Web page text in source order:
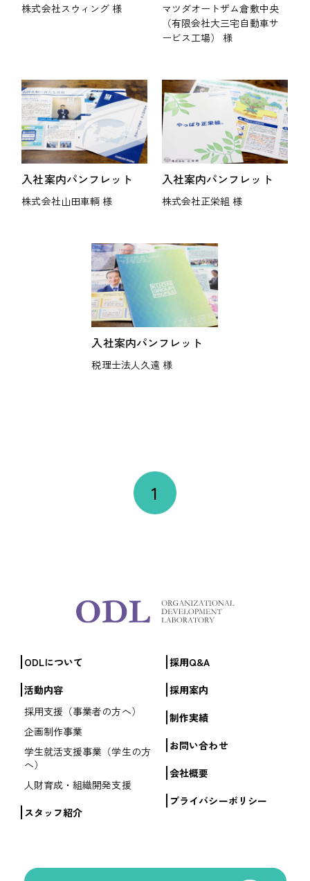
株式会社スウィング 様
マツダオートザム倉敷中央
（有限会社大三宅自動車サ
ービス工場） 様
入社案内パンフレット
株式会社山田車輌 様
入社案内パンフレット
株式会社正栄組 様
入社案内パンフレット
税理士法人久遠 様
1
ODLについて
活動内容
採用支援（事業者の方へ）
企画制作事業
学生就活支援事業（学生の方
へ）
人財育成・組織開発支援
スタッフ紹介
採用Q&A
採用案内
制作実績
お問い合わせ
会社概要
プライバシーポリシー